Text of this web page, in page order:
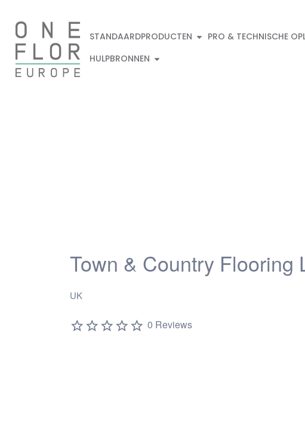
STANDAARDPRODUCTEN PRO & TECHNISCHE
HULPBRONNEN
Town & Country Flooring
UK
0 Reviews